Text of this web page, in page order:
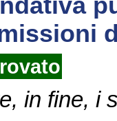
in fine, i